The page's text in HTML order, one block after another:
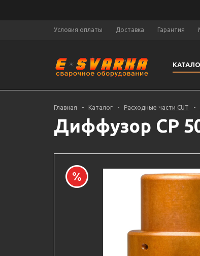
Условия оплаты Доставка Гарантия
Главная - Каталог - Расходные части CUT -
Диффузор CP